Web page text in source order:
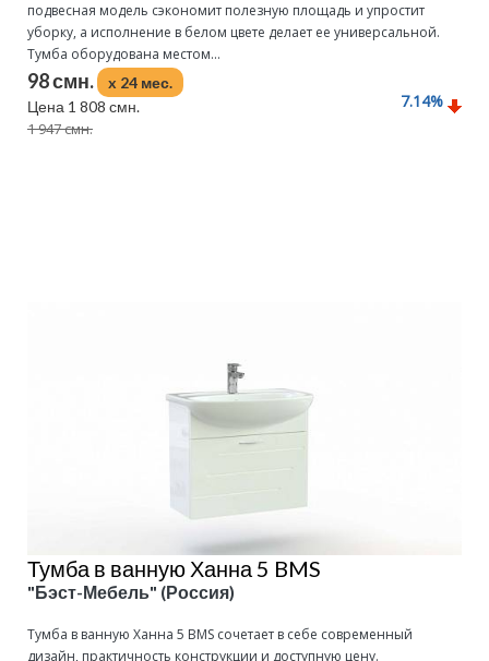
подвесная модель сэкономит полезную площадь и упростит
уборку, а исполнение в белом цвете делает ее универсальной.
Тумба оборудована местом...
98 смн.
x 24 мес.
Цена 1 808 смн.
1 947 смн.
7.14%
Тумба в ванную Ханна 5 BMS
"Бэст-Мебель" (Россия)
Тумба в ванную Ханна 5 BMS сочетает в себе современный
дизайн, практичность конструкции и доступную цену.